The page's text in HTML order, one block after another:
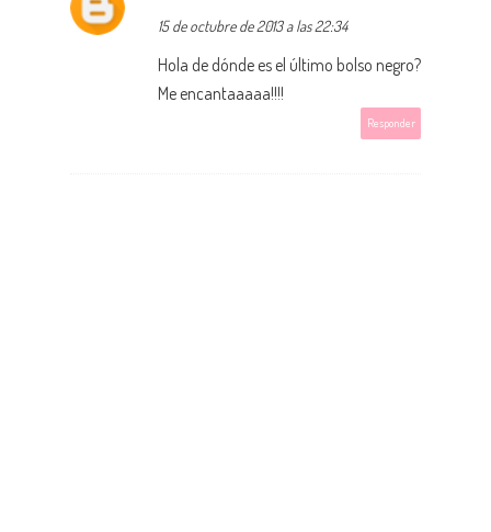
15 de octubre de 2013 a las 22:34
Hola de dónde es el último bolso negro?
Me encantaaaaa!!!!
Responder